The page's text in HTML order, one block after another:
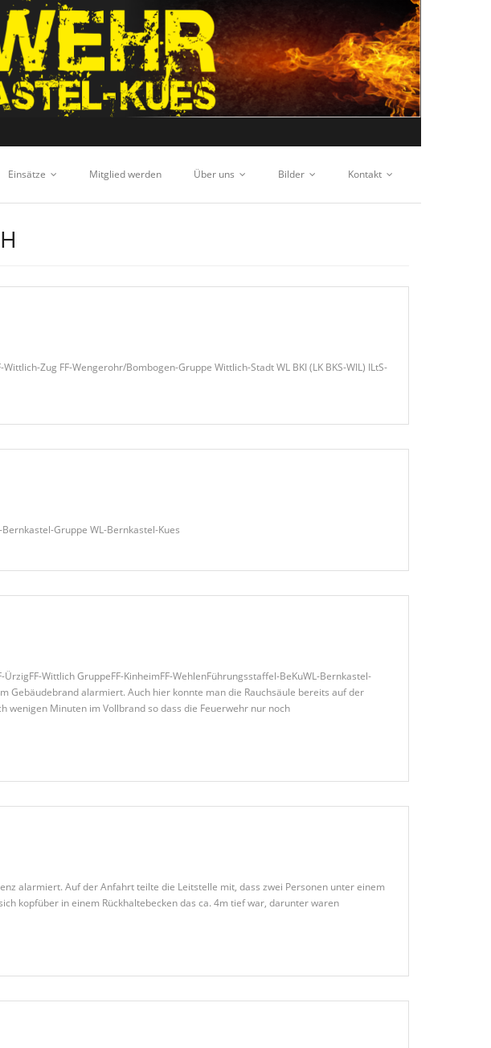
Einsätze Mitglied werden Über uns Bilder Kontakt
Zug FF-Wengerohr/Bombogen-Gruppe Wittlich-Stadt WL BKI (LK BKS-WIL) ILtS-
Gruppe WL-Bernkastel-Kues
Wittlich GruppeFF-KinheimFF-WehlenFührungsstaffel-BeKuWL-Bernkastel-
Gebäudebrand alarmiert. Auch hier konnte man die Rauchsäule bereits auf der
Minuten im Vollbrand so dass die Feuerwehr nur noch
alarmiert. Auf der Anfahrt teilte die Leitstelle mit, dass zwei Personen unter einem
kopfüber in einem Rückhaltebecken das ca. 4m tief war, darunter waren